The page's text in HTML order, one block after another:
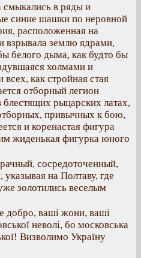
смыкались в ряды и
синие шашки по неровной
расположенная на
взрывала землю ядрами,
белого дыма, как будто бы
холмами и
как стройная стая
отборный легион
рыцарских латах,
привычных к бою,
и коренастая фигура
жиденькая фигурка юного
сосредоточенный,
на Полтаву, где
золотились веселым
добро, ваші жони, ваші
неволі, бо московська
Визволимо Україну